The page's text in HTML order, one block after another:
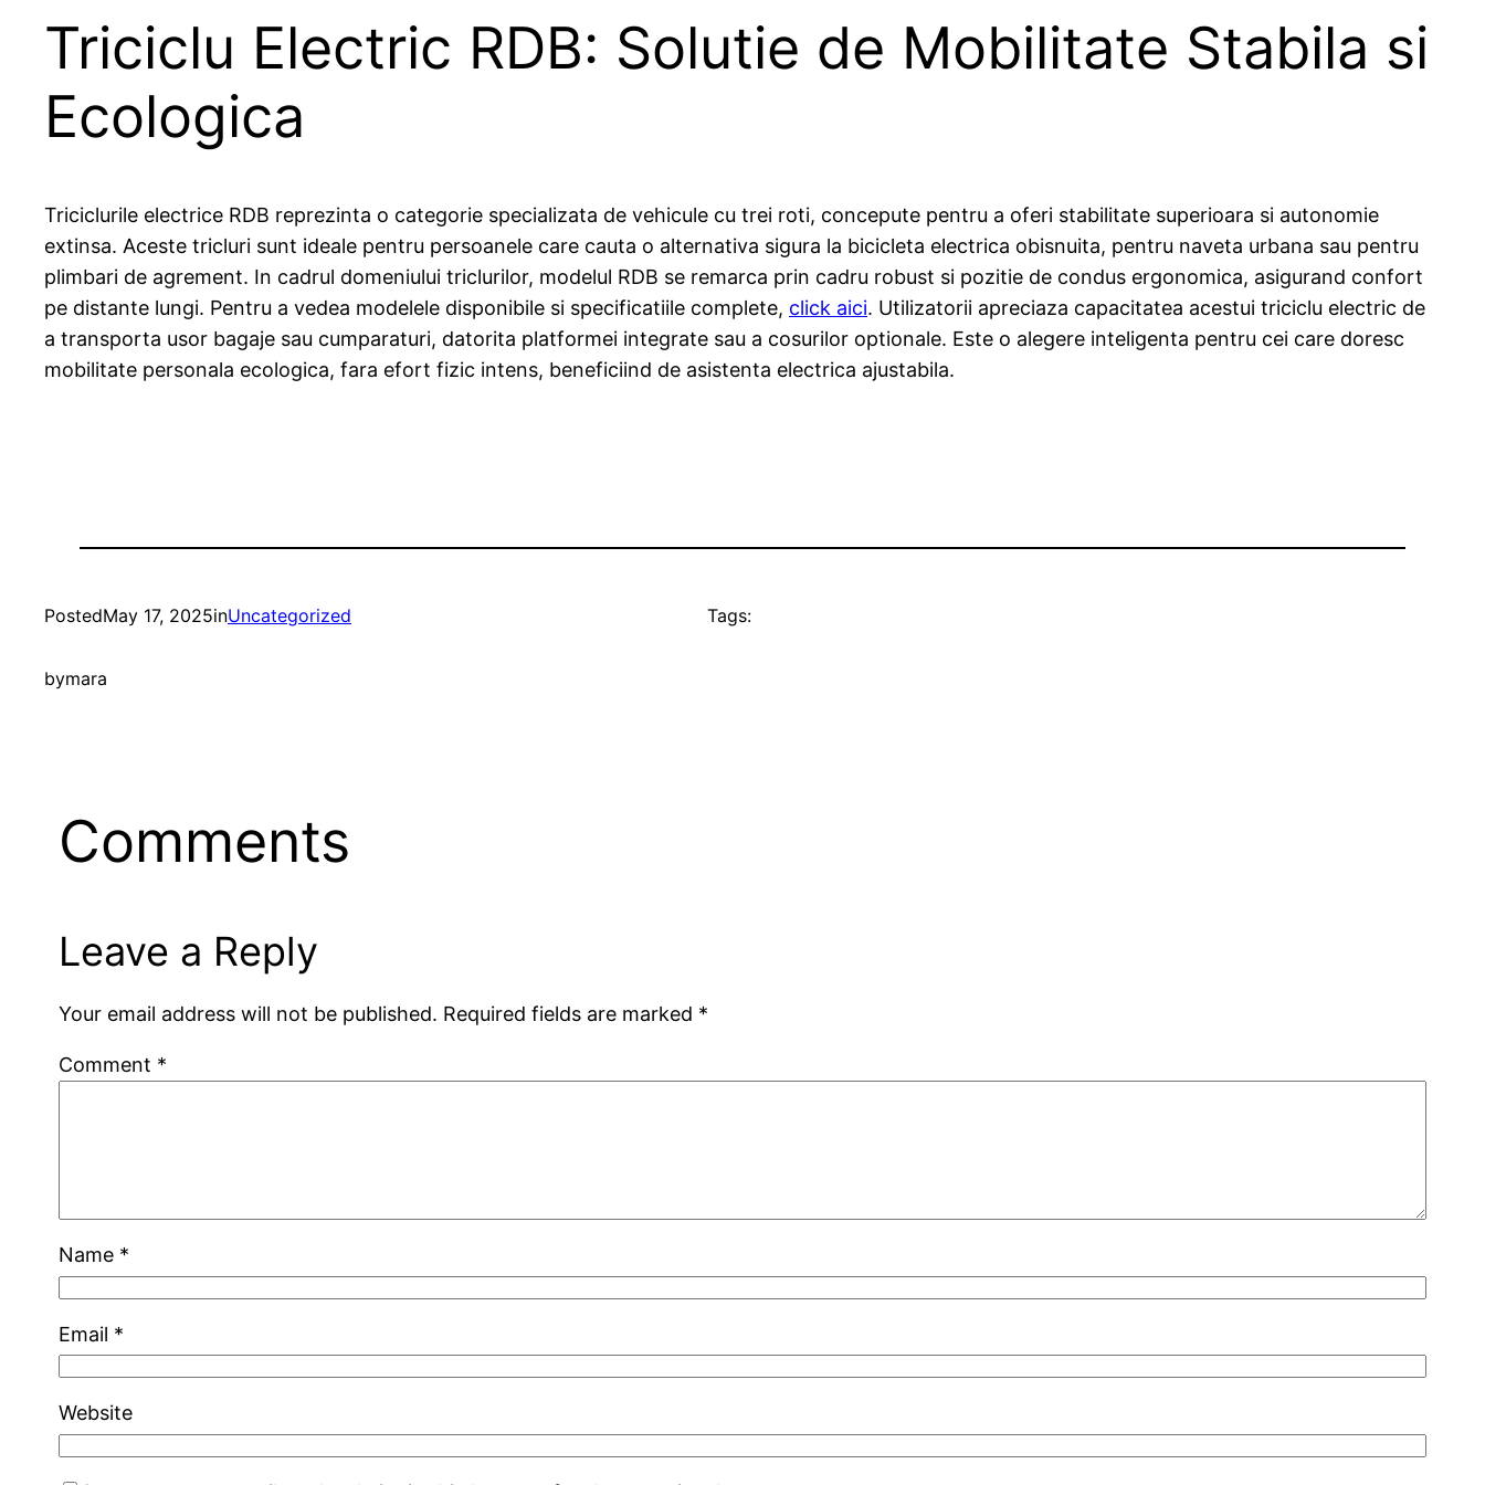
Triciclu Electric RDB: Solutie de Mobilitate Stabila si
Ecologica
Triciclurile electrice RDB reprezinta o categorie specializata de vehicule cu trei roti, concepute pentru a oferi stabilitate superioara si autonomie
extinsa. Aceste tricluri sunt ideale pentru persoanele care cauta o alternativa sigura la bicicleta electrica obisnuita, pentru naveta urbana sau pentru
plimbari de agrement. In cadrul domeniului triclurilor, modelul RDB se remarca prin cadru robust si pozitie de condus ergonomica, asigurand confort
pe distante lungi. Pentru a vedea modelele disponibile si specificatiile complete, click aici. Utilizatorii apreciaza capacitatea acestui triciclu electric de
a transporta usor bagaje sau cumparaturi, datorita platformei integrate sau a cosurilor optionale. Este o alegere inteligenta pentru cei care doresc
mobilitate personala ecologica, fara efort fizic intens, beneficiind de asistenta electrica ajustabila.
PostedMay 17, 2025inUncategorized
bymara
Tags:
Comments
Leave a Reply
Your email address will not be published. Required fields are marked *
Comment *
Name *
Email *
Website